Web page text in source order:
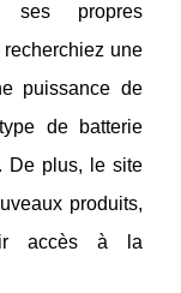
ses propres
une
puissance de
de batterie
De plus, le site
produits,
accès à la